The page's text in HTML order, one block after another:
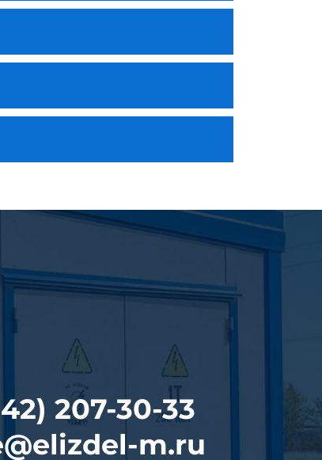
207-30-33
m.ru